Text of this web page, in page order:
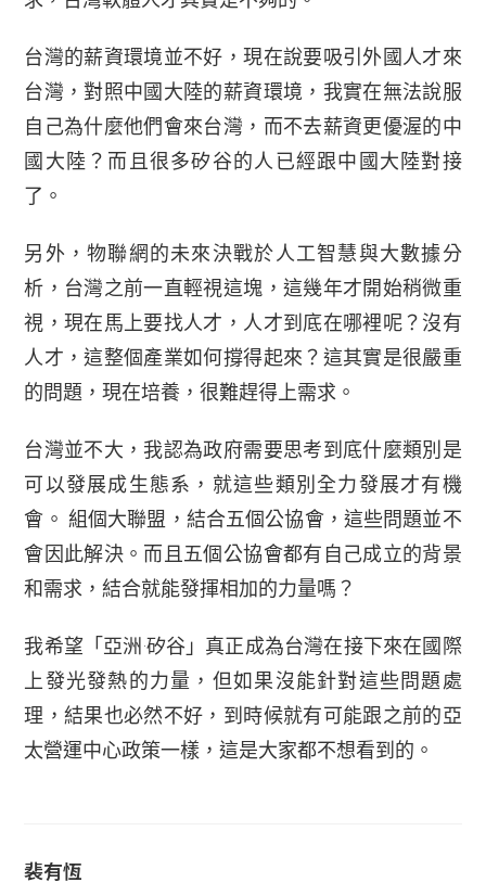
台灣的薪資環境並不好，現在說要吸引外國人才來
台灣，對照中國大陸的薪資環境，我實在無法說服
自己為什麼他們會來台灣，而不去薪資更優渥的中
國大陸？而且很多矽谷的人已經跟中國大陸對接
了。
另外，物聯網的未來決戰於人工智慧與大數據分
析，台灣之前一直輕視這塊，這幾年才開始稍微重
視，現在馬上要找人才，人才到底在哪裡呢？沒有
人才，這整個產業如何撐得起來？這其實是很嚴重
的問題，現在培養，很難趕得上需求。
台灣並不大，我認為政府需要思考到底什麼類別是
可以發展成生態系，就這些類別全力發展才有機
會。 組個大聯盟，結合五個公協會，這些問題並不
會因此解決。而且五個公協會都有自己成立的背景
和需求，結合就能發揮相加的力量嗎？
我希望「亞洲·矽谷」真正成為台灣在接下來在國際
上發光發熱的力量，但如果沒能針對這些問題處
理，結果也必然不好，到時候就有可能跟之前的亞
太營運中心政策一樣，這是大家都不想看到的。
裴有恆